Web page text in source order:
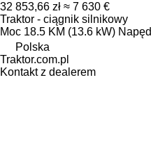
32 853,66 zł ≈ 7 630 €
Traktor - ciągnik silnikowy
Moc 18.5 KM (13.6 kW) Napęd
Polska
Traktor.com.pl
Kontakt z dealerem